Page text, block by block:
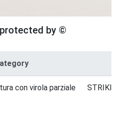
by ©
con virola parziale STRIKING